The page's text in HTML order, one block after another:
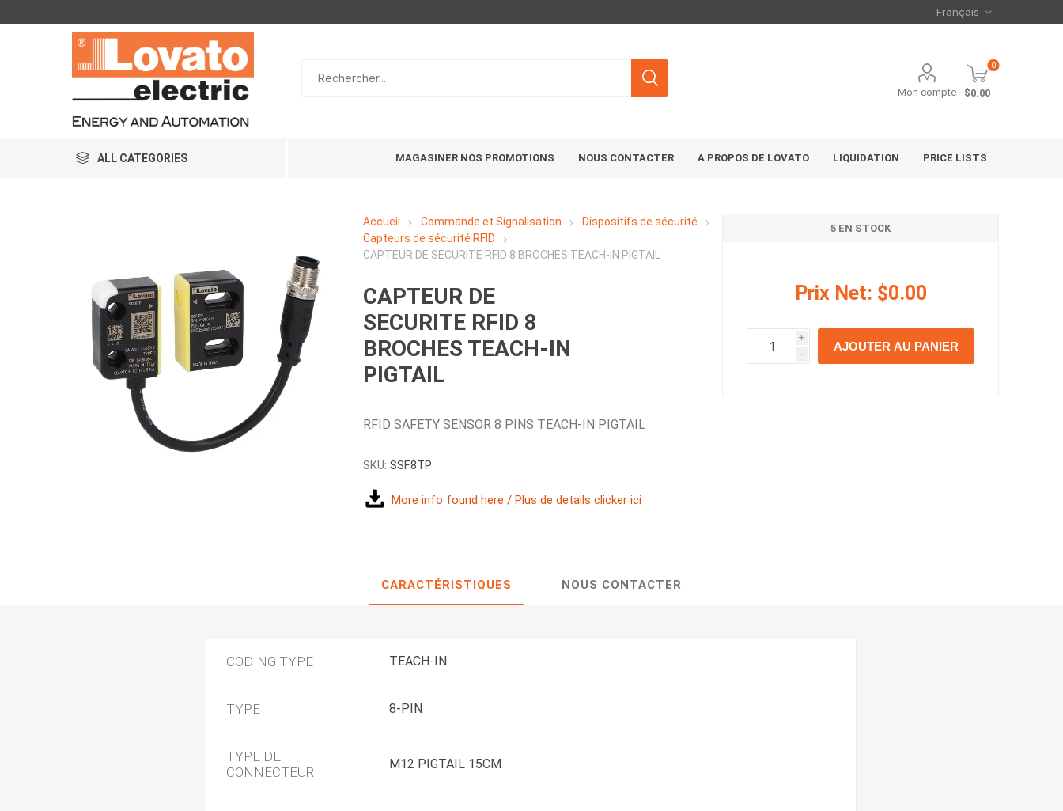
Mon compte
0
$0.00
ALL CATEGORIES MAGASINER NOS PROMOTIONS NOUS CONTACTER A PROPOS DE LOVATO LIQUIDATION PRICE LISTS
Accueil Commande et Signalisation
Dispositifs de sécurité
Capteurs de sécurité RFID
CAPTEUR DE SECURITE RFID 8 BROCHES TEACH-IN PIGTAIL
CAPTEUR DE
SECURITE RFID 8
BROCHES TEACH-IN
PIGTAIL
RFID SAFETY SENSOR 8 PINS TEACH-IN PIGTAIL
SKU: SSF8TP
More info found here / Plus de details clicker ici
5 EN STOCK
Prix Net: $0.00
i
h
h
AJOUTER AU PANIER
CARACTÉRISTIQUES NOUS CONTACTER
CODING TYPE TEACH-IN
TYPE 8-PIN
TYPE DE
CONNECTEUR
M12 PIGTAIL 15CM